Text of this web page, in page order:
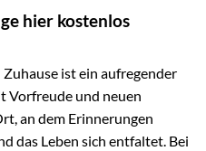
hier kostenlos
ist ein aufregender
Vorfreude und neuen
an dem Erinnerungen
das Leben sich entfaltet. Bei